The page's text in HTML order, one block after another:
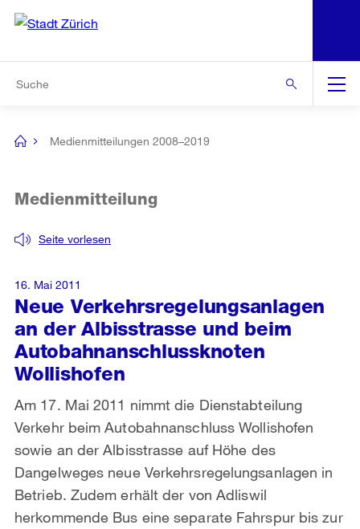
Navigation
[no
Medienmitteilungen 2008–2019
Neue Verkehrsregelungsanlagen
an der Albisstrasse und beim
Autobahnanschlussknoten
Wollishofen
Seite vorlesen
Medienmitteilung
Am 17. Mai 2011 nimmt die Dienstabteilung
Verkehr beim Autobahnanschluss Wollishofen
sowie an der Albisstrasse auf Höhe des
Dangelweges neue Verkehrsregelungsanlagen in
Betrieb. Zudem erhält der von Adliswil
herkommende Bus eine separate Fahrspur bis zur
16. Mai 2011